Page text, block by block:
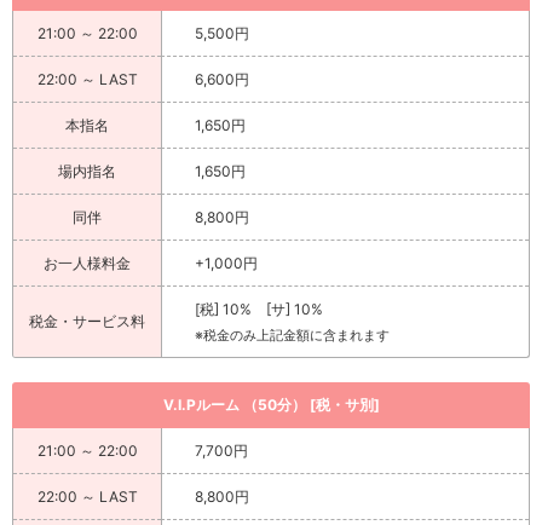
21:00 ～ 22:00 5,500円
22:00 ～ LAST 6,600円
本指名 1,650円
場内指名 1,650円
同伴 8,800円
お一人様料金 +1,000円
税金・サービス料
[税] 10% [サ] 10%
※税金のみ上記金額に含まれます
V.I.Pルーム （50分） [税・サ別]
21:00 ～ 22:00 7,700円
22:00 ～ LAST 8,800円